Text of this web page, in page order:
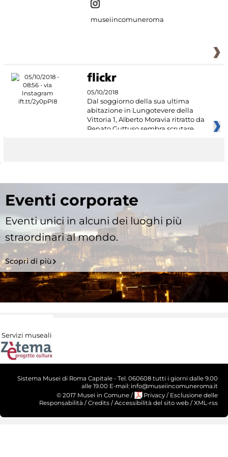
museiincomuneroma
05/10/2018
Dal soggiorno della sua ultima
abitazione in Lungotevere della
Vittoria 1, Alberto Moravia ritratto da
Renato Guttuso sembra scrutare
Eventi corporate
Eventi unici in alcuni dei luoghi più
straordinari al mondo.
Scopri di più
Servizi museali
Sistema Musei di Roma Capitale - Tel. 060608 tutti i giorni dalle 9.00
alle 19.00 E-mail: info@museiincomuneroma.it
© 2017 Musei in Comune / Privacy / Esclusione delle
Responsabilità /Credits /Accessibilità del sito web /XML-rss